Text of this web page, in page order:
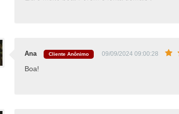
Ana Cliente Anônimo 09/09/2024 09:00:28
Boa!